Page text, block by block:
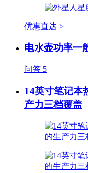
优惠直达 >
电水壶功率一
问答 5
14英寸笔记本
产力三档覆盖